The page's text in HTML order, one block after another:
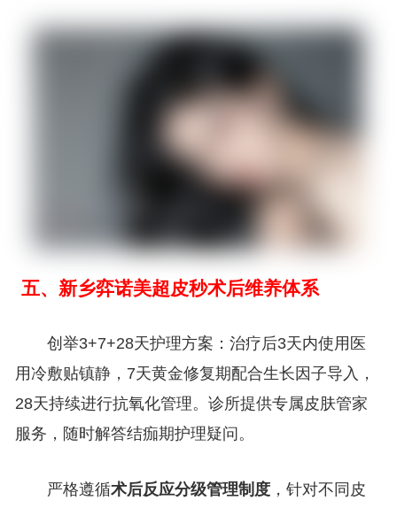
五、新乡弈诺美超皮秒术后维养体系
创举3+7+28天护理方案：治疗后3天内使用医
用冷敷贴镇静，7天黄金修复期配合生长因子导入，
28天持续进行抗氧化管理。诊所提供专属皮肤管家
服务，随时解答结痂期护理疑问。
严格遵循术后反应分级管理制度 ，针对不同皮